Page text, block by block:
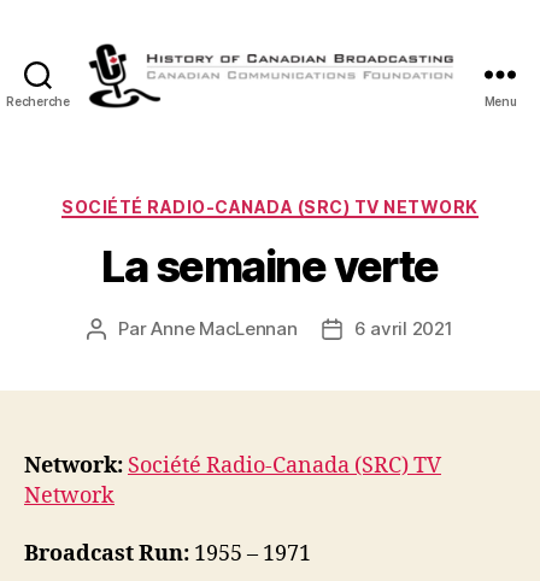
Recherche
Radiodiffusion
Menu
Catégories
SOCIÉTÉ RADIO-CANADA (SRC) TV NETWORK
La semaine verte
Auteur
ParAnne MacLennan
Date6 avril 2021
Network: Société Radio-Canada (SRC) TV
Network
Broadcast Run: 1955 – 1971